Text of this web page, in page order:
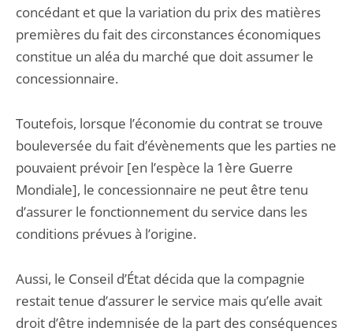
concédant et que la variation du prix des matières
premières du fait des circonstances économiques
constitue un aléa du marché que doit assumer le
concessionnaire.
Toutefois, lorsque l’économie du contrat se trouve
bouleversée du fait d’évènements que les parties ne
pouvaient prévoir [en l’espèce la 1ère Guerre
Mondiale], le concessionnaire ne peut être tenu
d’assurer le fonctionnement du service dans les
conditions prévues à l’origine.
Aussi, le Conseil d’État décida que la compagnie
restait tenue d’assurer le service mais qu’elle avait
droit d’être indemnisée de la part des conséquences